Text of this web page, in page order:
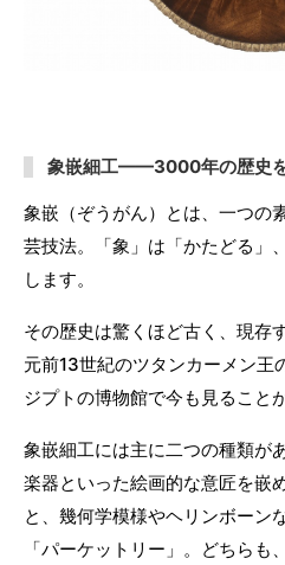
象嵌細工——3000年の歴史
象嵌（ぞうがん）とは、一つの
芸技法。「象」は「かたどる」
します。
その歴史は驚くほど古く、現存
元前13世紀のツタンカーメン王
ジプトの博物館で今も見ること
象嵌細工には主に二つの種類が
楽器といった絵画的な意匠を嵌
と、幾何学模様やヘリンボーン
「パーケットリー」。どちら